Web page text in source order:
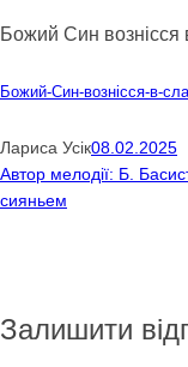
Божий Син вознісся
Божий-Син-вознісся-в-
Лариса Усік08.02.2025
Автор мелодії: Б.
сияньем
Залишити